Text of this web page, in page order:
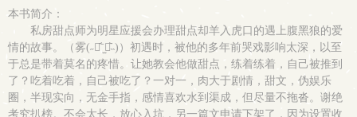
本书简介：
私房甜点师为明星应援会办理甜点却羊入虎口的遇上腹黑狼的爱
情的故事。（雾(˶￣᷄⁻̫￣᷅˵)）初遇时，被他的多年前哭戏影响太深，以至
于总是带着莫名的疼惜。让她教会他做甜点，练着练着，自己被推到
了？吃着吃着，自己被吃了？一对一，肉大于剧情，甜文，伪娱乐
圈，半现实向，无金手指，感情喜欢水到渠成，但尽量不拖沓。谢绝
考究扒榜。不会太长，放心入坑，另一篇文申请下架了，因为设置收